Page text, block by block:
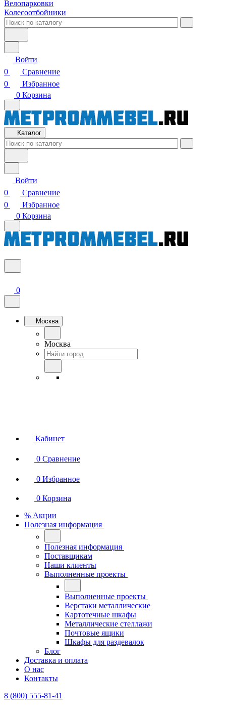
Велопарковки
Колесоотбойники
Войти
0
Сравнение
0
Избранное
0 Корзина
Каталог
Войти
0
Сравнение
0
Избранное
0 Корзина
0
Москва
Москва
Кабинет
0 Сравнение
0 Избранное
0 Корзина
% Акции
Полезная информация
Полезная информация
Поставщикам
Наши клиенты
Выполненные проекты
Выполненные проекты
Верстаки металлические
Картотечные шкафы
Металлические стеллажи
Почтовые ящики
Шкафы для раздевалок
Блог
Доставка и оплата
О нас
Контакты
8 (800) 555-81-41